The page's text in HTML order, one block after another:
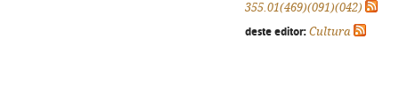
355.01(469)(091)(042)
deste editor: Cultura